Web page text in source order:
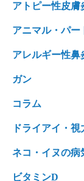
アトピー性皮膚
アニマル・パー
アレルギー性鼻
ガン
コラム
ドライアイ・視
ネコ・イヌの病
ビタミンD